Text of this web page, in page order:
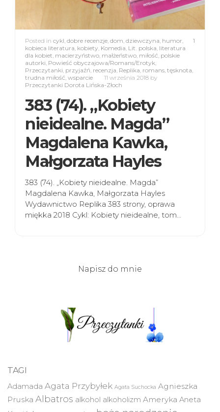
1
Posted in cykl dobre recenzje dom dziewczyna humor
kobieca literatura kobiety Komedia Lit. polska literatura
dla kobiet macierzyństwo małżeństwo miłość polskie
autorki Powieść obyczajowa/Romans/Erotyk
Przeczytanki przyjaźń recenzja Replika romans tęsknota
trudna miłość wsparcie 11 września 2018 by
Przeczytanki Dorota Lińska-Złoch
383 (74). „Kobiety
nieidealne. Magda”
Magdalena Kawka,
Małgorzata Hayles
383 (74). „Kobiety nieidealne. Magda”
Magdalena Kawka, Małgorzata Hayles
Wydawnictwo Replika 383 strony, oprawa
miękka 2018 Cykl: Kobiety nieidealne, tom…
Napisz do mnie
TAGI
Adamada Agata Przybyłek Agata Suchocka Agnieszka
Pruska Albatros alkohol alkoholizm Ameryka Aneta